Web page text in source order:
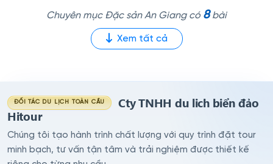
Chuyên mục Đặc sản An Giang có 8bài
Xem tất cả
ĐỐI TÁC DU LỊCH TOÀN CẦU
Cty TNHH du lich biển đảo
Hitour
Chúng tôi tạo hành trình chất lượng với quy trình đặt tour
minh bạch, tư vấn tận tâm và trải nghiệm được thiết kế